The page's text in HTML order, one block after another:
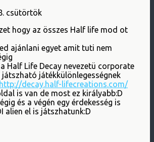
csütörtök
hogy az összes Half life mod ot
ajánlani egyet amit tuti nem
Half Life Decay nevezetü corporate
játékkülönlegességnek
http://decay.half-lifecreations.com/
is van de most ez királyabb:D
és a végén egy érdekesség is
alien el is játszhatunk:D